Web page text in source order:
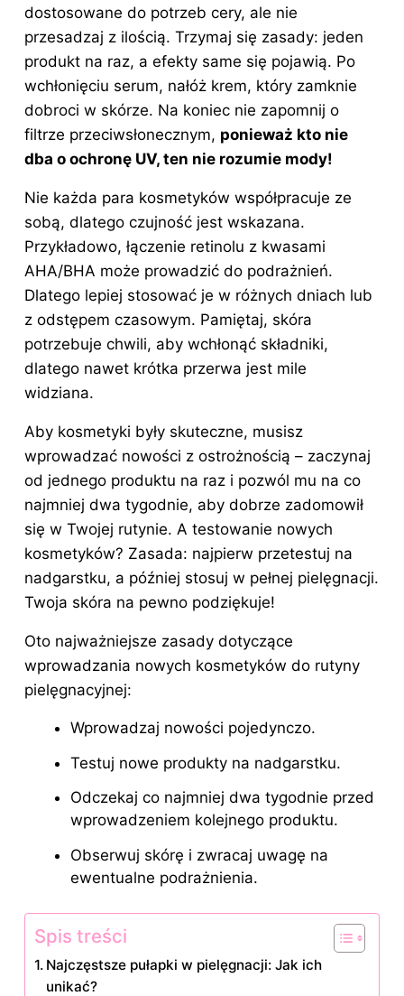
dostosowane do potrzeb cery, ale nie
przesadzaj z ilością. Trzymaj się zasady: jeden
produkt na raz, a efekty same się pojawią. Po
wchłonięciu serum, nałóż krem, który zamknie
dobroci w skórze. Na koniec nie zapomnij o
filtrze przeciwsłonecznym, ponieważ kto nie
dba o ochronę UV, ten nie rozumie mody!
Nie każda para kosmetyków współpracuje ze
sobą, dlatego czujność jest wskazana.
Przykładowo, łączenie retinolu z kwasami
AHA/BHA może prowadzić do podrażnień.
Dlatego lepiej stosować je w różnych dniach lub
z odstępem czasowym. Pamiętaj, skóra
potrzebuje chwili, aby wchłonąć składniki,
dlatego nawet krótka przerwa jest mile
widziana.
Aby kosmetyki były skuteczne, musisz
wprowadzać nowości z ostrożnością – zaczynaj
od jednego produktu na raz i pozwól mu na co
najmniej dwa tygodnie, aby dobrze zadomowił
się w Twojej rutynie. A testowanie nowych
kosmetyków? Zasada: najpierw przetestuj na
nadgarstku, a później stosuj w pełnej pielęgnacji.
Twoja skóra na pewno podziękuje!
Oto najważniejsze zasady dotyczące
wprowadzania nowych kosmetyków do rutyny
pielęgnacyjnej:
Wprowadzaj nowości pojedynczo.
Testuj nowe produkty na nadgarstku.
Odczekaj co najmniej dwa tygodnie przed
wprowadzeniem kolejnego produktu.
Obserwuj skórę i zwracaj uwagę na
ewentualne podrażnienia.
Spis treści
Najczęstsze pułapki w pielęgnacji: Jak ich
unikać?